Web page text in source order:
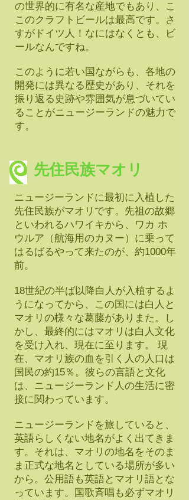
の世界的に有名な産地でもあり、こ
このクラフトビールは最高です。さ
すがドイツ人！なにはなくとも、ビ
ールなんですね。
このように若い国ながらも、各地の
開発には異なる歴史があり、それを
振り返る史跡や雰囲気が息づいてい
ることがニュージーランドの魅力で
す。
先住民族マオリ
ニュージーランドに最初に入植した
先住民族がマオリです。先祖の故郷
といわれるハワイキから、ワカ ホ
ウルア（航海用のカヌー）に乗って
はるばるやって来たのが、約1000年
前。
18世紀の半ば以降白人が入植するよ
うになってから、この国には白人と
マオリの様々な葛藤がありまた。し
かし、最終的にはマオリは白人文化
を受け入れ、現在に至ります。 現
在、マオリ族の血を引く人の人口は
国民の約15％。彼らの言語と文化
は、ニュージーランド人の生活に密
接に関わっています。
ニュージーランドを旅していると、
英語らしくない地名がよく出てきま
す。それは、マオリの地名をそのま
ま正式な地名としている場所が多い
から。公用語も英語とマオリ語とな
っています。国歌斉唱も必ずマオリ